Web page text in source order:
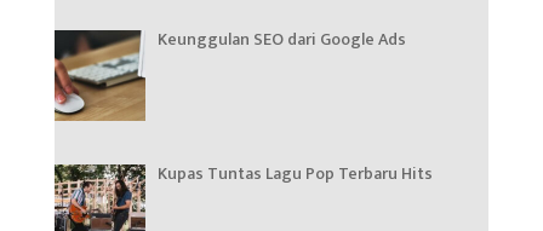
Keunggulan SEO dari Google Ads
Kupas Tuntas Lagu Pop Terbaru Hits